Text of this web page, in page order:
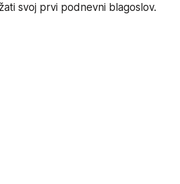
svoj prvi podnevni blagoslov.